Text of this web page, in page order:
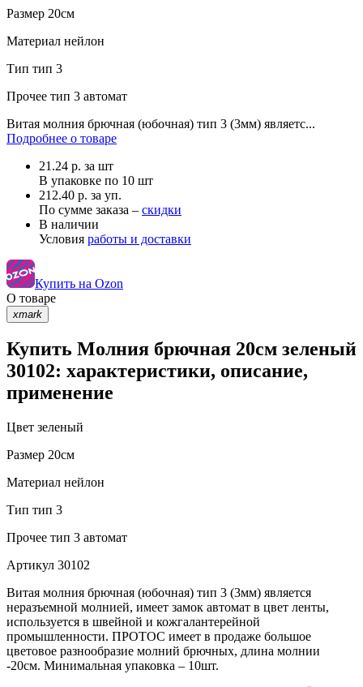
Размер 20см
Материал нейлон
Тип тип 3
Прочее тип 3 автомат
Витая молния брючная (юбочная) тип 3 (3мм) являетс...
Подробнее о товаре
21.24 р. за шт
В упаковке по 10 шт
212.40 р. за уп.
По сумме заказа – скидки
В наличии
Условия работы и доставки
Купить на Ozon
О товаре
xmark
Купить Молния брючная 20см зеленый
30102: характеристики, описание,
применение
Цвет зеленый
Размер 20см
Материал нейлон
Тип тип 3
Прочее тип 3 автомат
Артикул 30102
Витая молния брючная (юбочная) тип 3 (3мм) является
неразъемной молнией, имеет замок автомат в цвет ленты,
используется в швейной и кожгалантерейной
промышленности. ПРОТОС имеет в продаже большое
цветовое разнообразие молний брючных, длина молнии
-20см. Минимальная упаковка – 10шт.